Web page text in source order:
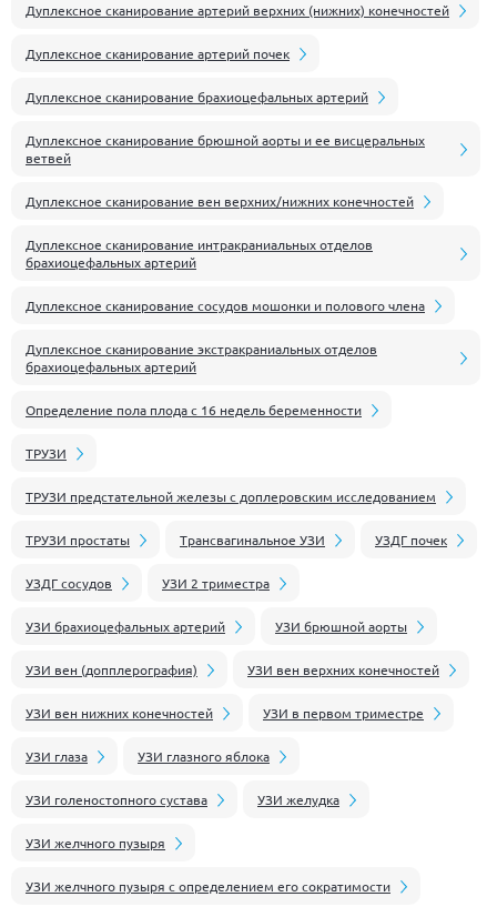
Дуплексное сканирование артерий верхних (нижних) конечностей
Дуплексное сканирование артерий почек
Дуплексное сканирование брахиоцефальных артерий
Дуплексное сканирование брюшной аорты и ее висцеральных
ветвей
Дуплексное сканирование вен верхних/нижних конечностей
Дуплексное сканирование интракраниальных отделов
брахиоцефальных артерий
Дуплексное сканирование сосудов мошонки и полового члена
Дуплексное сканирование экстракраниальных отделов
брахиоцефальных артерий
Определение пола плода с 16 недель беременности
ТРУЗИ
ТРУЗИ предстательной железы с доплеровским исследованием
ТРУЗИ простаты Трансвагинальное УЗИ УЗДГ почек
УЗДГ сосудов УЗИ 2 триместра
УЗИ брахиоцефальных артерий УЗИ брюшной аорты
УЗИ вен (допплерография) УЗИ вен верхних конечностей
УЗИ вен нижних конечностей УЗИ в первом триместре
УЗИ глаза УЗИ глазного яблока
УЗИ голеностопного сустава УЗИ желудка
УЗИ желчного пузыря
УЗИ желчного пузыря с определением его сократимости